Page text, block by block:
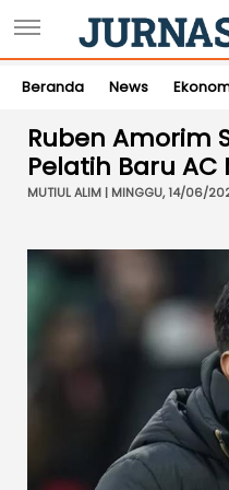
Beranda News
Ruben Amorim
Pelatih Baru AC
MUTIUL ALIM | MINGGU, 14/06/